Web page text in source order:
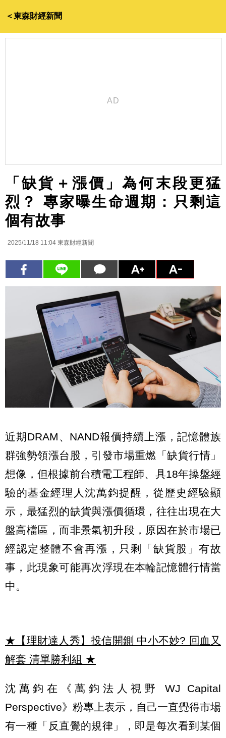
＜東森財經新聞
「缺貨＋漲價」為何末段更猛
烈？ 專家曝生命週期：只剩這
個有故事
2025/11/18 11:04 東森財經新聞
近期DRAM、NAND報價持續上漲，記憶體族
群強勢領漲台股，引發市場重燃「缺貨行情」
想像，但根據前台積電工程師、具18年操盤經
驗的基金經理人沈萬鈞提醒，從歷史經驗顯
示，最猛烈的缺貨與漲價循環，往往出現在大
盤高檔區，而非景氣初升段，原因在於市場已
經認定整體不會再漲，只剩「缺貨股」有故
事，此現象可能再次浮現在本輪記憶體行情當
中。
★【理財達人秀】投信開鍘 中小不妙? 回血又
解套 清單勝利組 ★
沈萬鈞在《萬鈞法人視野 WJ Capital
Perspective》粉專上表示，自己一直覺得市場
有一種「反直覺的規律」，即是每次看到某個